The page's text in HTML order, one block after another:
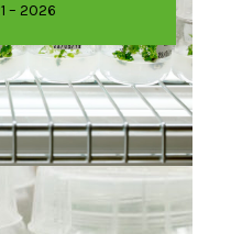
– 2026